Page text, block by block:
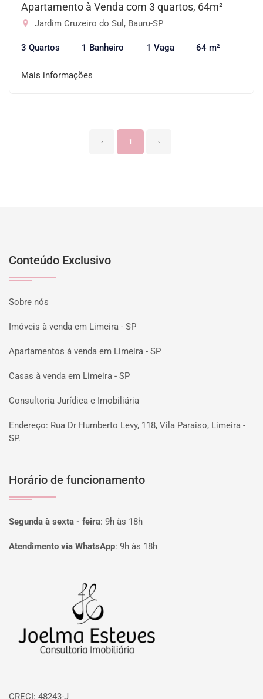
Apartamento à Venda com 3 quartos, 64m²
Jardim Cruzeiro do Sul, Bauru-SP
3 Quartos 1 Banheiro 1 Vaga 64 m²
Mais informações
‹ 1 ›
Conteúdo Exclusivo
Sobre nós
Imóveis à venda em Limeira - SP
Apartamentos à venda em Limeira - SP
Casas à venda em Limeira - SP
Consultoria Jurídica e Imobiliária
Endereço: Rua Dr Humberto Levy, 118, Vila Paraiso, Limeira -
SP.
Horário de funcionamento
Segunda à sexta - feira: 9h às 18h
Atendimento via WhatsApp: 9h às 18h
CRECI: 48243-J